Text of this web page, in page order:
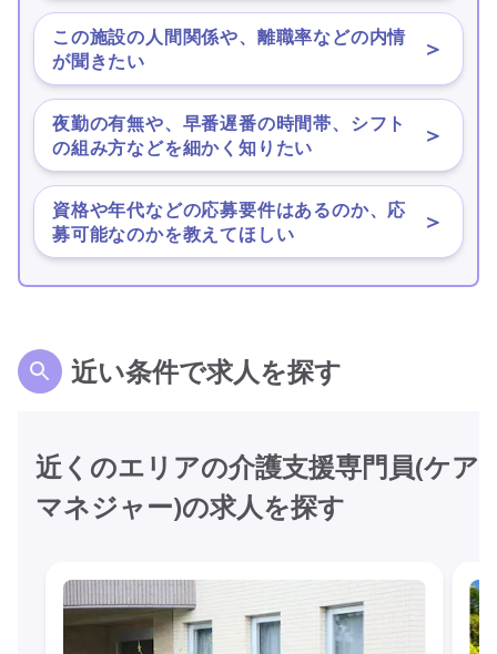
この施設の人間関係や、離職率などの内情
が聞きたい
＞
夜勤の有無や、早番遅番の時間帯、シフト
の組み方などを細かく知りたい
＞
資格や年代などの応募要件はあるのか、応
募可能なのかを教えてほしい
＞
近い条件で求人を探す
近くのエリアの介護支援専門員(ケア
マネジャー)の求人を探す